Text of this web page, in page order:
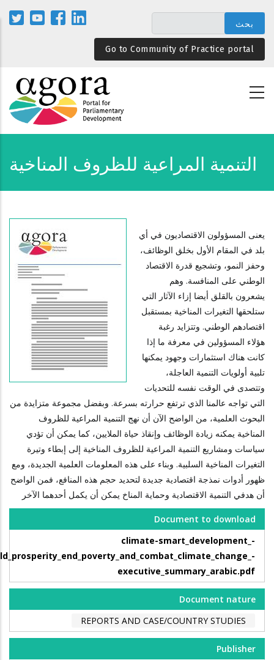
المحتوى
الرئيسيGo to Community of Practice portal
التنمية المراعية للظروف المناخية
يعنى المسؤولون الاقتصاديون في أي
بلد في المقام الأول بخلق الوظائف،
وحفز النمو، وتشجيع قدرة الاقتصاد
الوطني على المنافسة. وهم
يشعرون بالقلق أيضا إزاء الآثار التي
ستلحقها التغيرات المناخية بمستقبل
اقتصادهم الوطني. وتتزايد رغبة
هؤلاء المسؤولين في معرفة ما إذا
كانت هناك استثمارات وجهود يمكنها
تلبية أولويات التنمية العاجلة،
وتتصدى في الوقت نفسه للتحديات
التي تواجه عالمنا الذي ترتفع حرارته بسرعة. وبفضل مجموعة متزايدة من
البحوث العلمية، من الواضح الآن أن نهج التنمية المراعية للظروف
المناخية يمكنه زيادة الوظائف وإنقاذ حياة الملايين، كما يمكن أن تؤدي
سياسات ومشاريع التنمية المراعية للظروف المناخية إلى إبطاء وتيرة
التغيرات المناخية السلبية. وبناء على هذه المعلومات العلمية الجديدة، ومع
ظهور أدوات نمذجة اقتصادية جديدة لتحديد حجم هذه المنافع، فمن الواضح
أن هدفي التنمية الاقتصادية وحماية المناخ يمكن أن يكمل أحدهما الآخر
Document to download
climate-smart_development_-
executive_summary_arabic.pdf
Document nature
REPORTS AND CASE/COUNTRY STUDIES
Publisher